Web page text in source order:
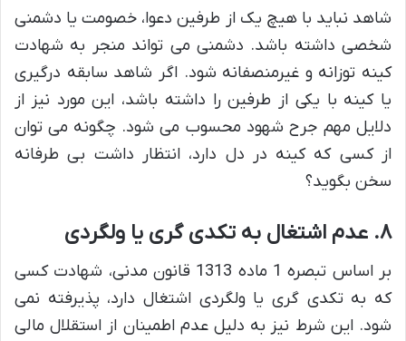
شاهد نباید با هیچ یک از طرفین دعوا، خصومت یا دشمنی
شخصی داشته باشد. دشمنی می تواند منجر به شهادت
کینه توزانه و غیرمنصفانه شود. اگر شاهد سابقه درگیری
یا کینه با یکی از طرفین را داشته باشد، این مورد نیز از
دلایل مهم جرح شهود محسوب می شود. چگونه می توان
از کسی که کینه در دل دارد، انتظار داشت بی طرفانه
سخن بگوید؟
۸. عدم اشتغال به تکدی گری یا ولگردی
بر اساس تبصره 1 ماده 1313 قانون مدنی، شهادت کسی
که به تکدی گری یا ولگردی اشتغال دارد، پذیرفته نمی
شود. این شرط نیز به دلیل عدم اطمینان از استقلال مالی